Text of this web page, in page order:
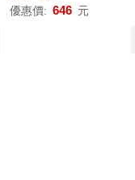
優惠價: 646 元